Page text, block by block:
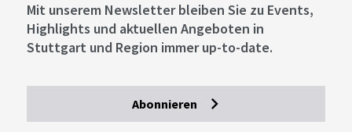
Mit unserem Newsletter bleiben Sie zu Events,
Highlights und aktuellen Angeboten in
Stuttgart und Region immer up-to-date.
Abonnieren